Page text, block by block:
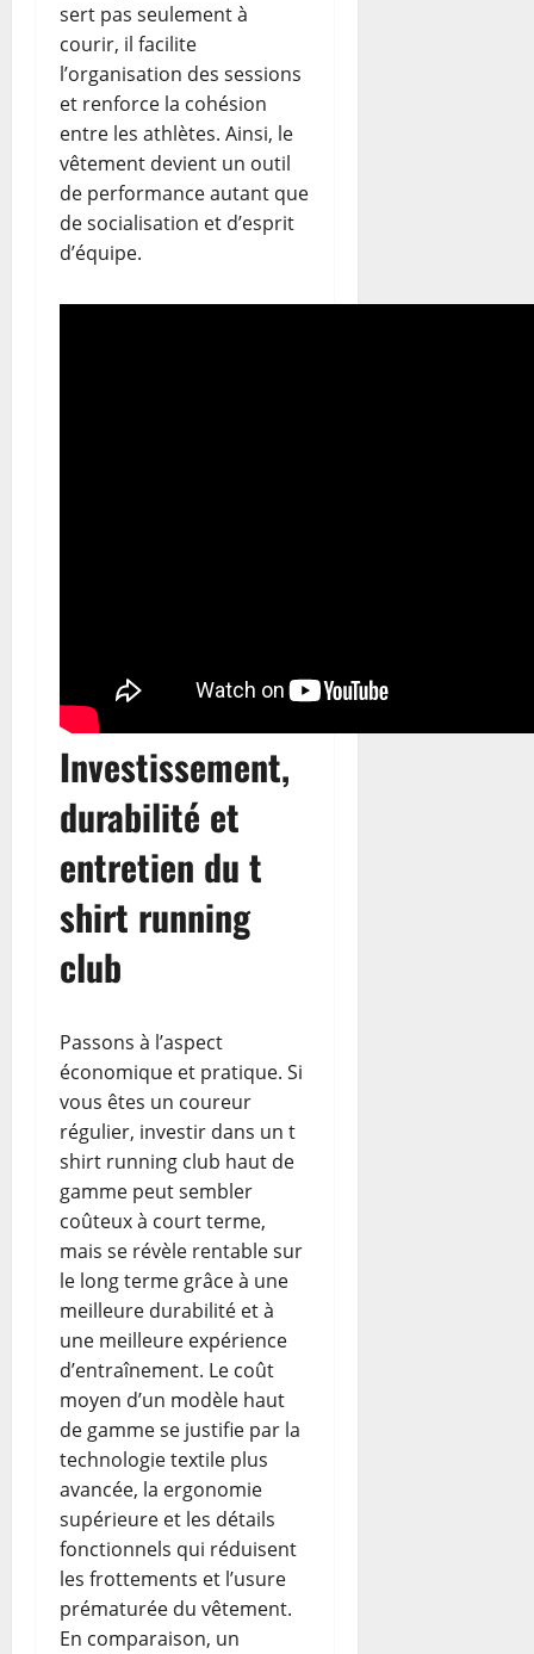
sert pas seulement à
courir, il facilite
l’organisation des sessions
et renforce la cohésion
entre les athlètes. Ainsi, le
vêtement devient un outil
de performance autant que
de socialisation et d’esprit
d’équipe.
Investissement,
durabilité et
entretien du t
shirt running
club
Passons à l’aspect
économique et pratique. Si
vous êtes un coureur
régulier, investir dans un t
shirt running club haut de
gamme peut sembler
coûteux à court terme,
mais se révèle rentable sur
le long terme grâce à une
meilleure durabilité et à
une meilleure expérience
d’entraînement. Le coût
moyen d’un modèle haut
de gamme se justifie par la
technologie textile plus
avancée, la ergonomie
supérieure et les détails
fonctionnels qui réduisent
les frottements et l’usure
prématurée du vêtement.
En comparaison, un